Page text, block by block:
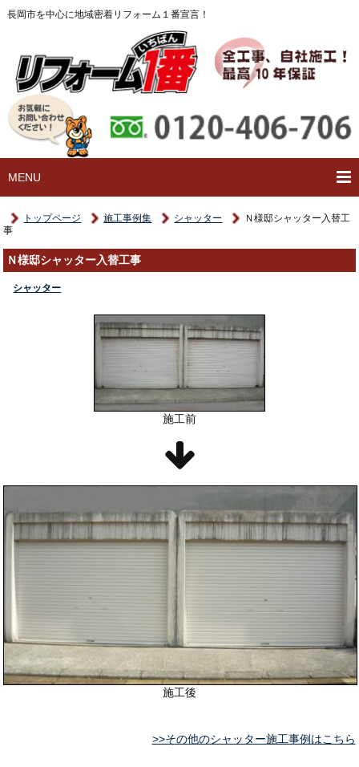
長岡市を中心に地域密着リフォーム１番宣言！
MENU
トップページ 施工事例集 シャッター
Ｎ様邸シャッター入替工
事
Ｎ様邸シャッター入替工事
シャッター
施工前
施工後
>>その他のシャッター施工事例はこちら